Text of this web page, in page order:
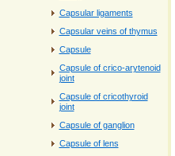
Capsular ligaments
Capsular veins of thymus
Capsule
Capsule of crico-arytenoid
joint
Capsule of cricothyroid
joint
Capsule of ganglion
Capsule of lens